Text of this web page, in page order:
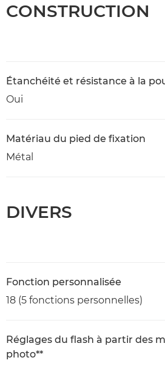
CONSTRUCTION
Étanchéité et résistance à la
Oui
Matériau du pied de fixation
Métal
DIVERS
Fonction personnalisée
18 (5 fonctions personnelles)
Réglages du flash à partir des
photo**